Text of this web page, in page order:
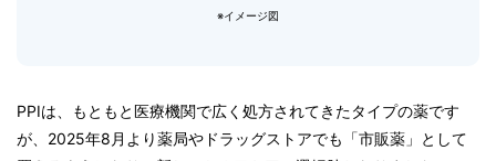
※イメージ図
PPIは、もともと医療機関で広く処方されてきたタイプの薬です
が、2025年8月より薬局やドラッグストアでも「市販薬」として